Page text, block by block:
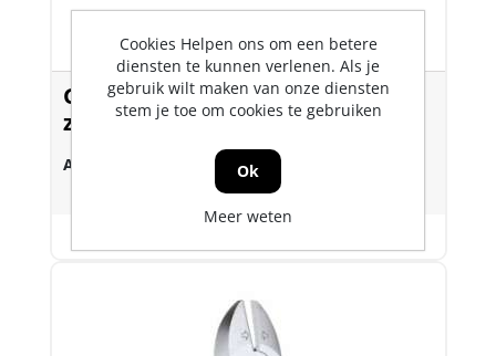
Gedore zijsnijtang 2C-greep
zweeds model
Art.nr.:
Cookies Helpen ons om een betere
diensten te kunnen verlenen. Als je
gebruik wilt maken van onze diensten
stem je toe om cookies te gebruiken
Ok
Meer weten